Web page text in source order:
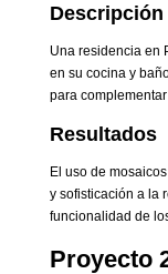
Una residencia en
en su cocina y
para
Resultados
El uso de
y sofisticación a la
funcionalidad de
Proyecto